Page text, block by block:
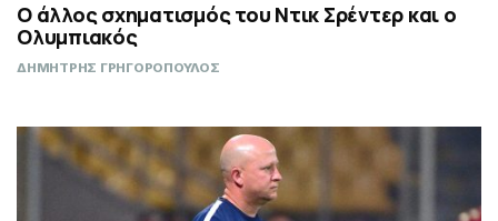
Ο άλλος σχηματισμός του Ντικ Σρέντερ και ο
Ολυμπιακός
ΔΗΜΗΤΡΗΣ ΓΡΗΓΟΡΟΠΟΥΛΟΣ